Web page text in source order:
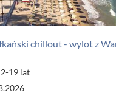
chillout - wylot z
19 lat